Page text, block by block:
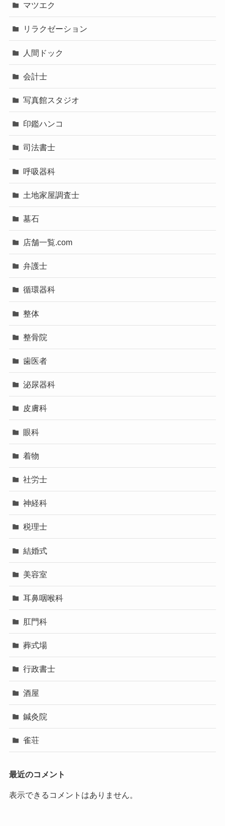
マツエク
リラクゼーション
人間ドック
会計士
写真館スタジオ
印鑑ハンコ
司法書士
呼吸器科
土地家屋調査士
墓石
店舗一覧.com
弁護士
循環器科
整体
整骨院
歯医者
泌尿器科
皮膚科
眼科
着物
社労士
神経科
税理士
結婚式
美容室
耳鼻咽喉科
肛門科
葬式場
行政書士
酒屋
鍼灸院
雀荘
最近のコメント
表示できるコメントはありません。